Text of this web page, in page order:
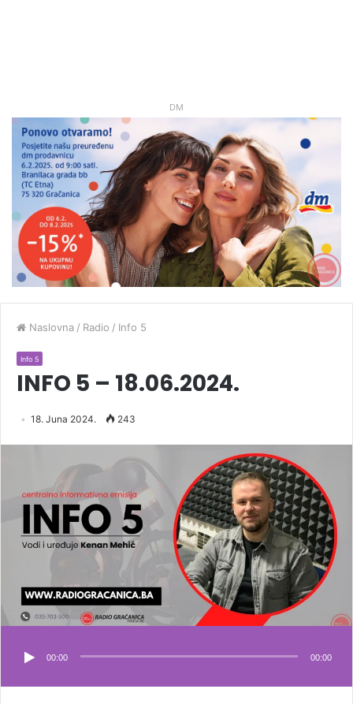
DM
Naslovna / Radio / Info 5
Info 5
INFO 5 – 18.06.2024.
18. Juna 2024. 243
00:00 00:00